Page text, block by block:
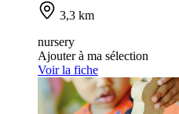
3,3 km
nursery
Ajouter à ma sélection
Voir la fiche